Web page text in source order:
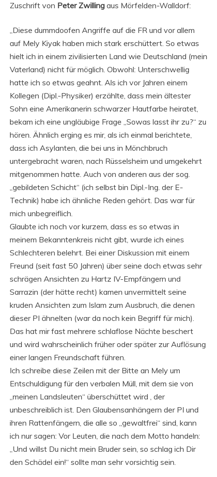
Zuschrift von Peter Zwilling aus Mörfelden-Walldorf:
„Diese dummdoofen Angriffe auf die FR und vor allem
auf Mely Kiyak haben mich stark erschüttert. So etwas
hielt ich in einem zivilisierten Land wie Deutschland (mein
Vaterland) nicht für möglich. Obwohl: Unterschwellig
hatte ich so etwas geahnt. Als ich vor Jahren einem
Kollegen (Dipl.-Physiker) erzählte, dass mein ältester
Sohn eine Amerikanerin schwarzer Hautfarbe heiratet,
bekam ich eine ungläubige Frage „Sowas lasst ihr zu?“ zu
hören. Ähnlich erging es mir, als ich einmal berichtete,
dass ich Asylanten, die bei uns in Mönchbruch
untergebracht waren, nach Rüsselsheim und umgekehrt
mitgenommen hatte. Auch von anderen aus der sog.
„gebildeten Schicht“ (ich selbst bin Dipl.-Ing. der E-
Technik) habe ich ähnliche Reden gehört. Das war für
mich unbegreiflich.
Glaubte ich noch vor kurzem, dass es so etwas in
meinem Bekanntenkreis nicht gibt, wurde ich eines
Schlechteren belehrt. Bei einer Diskussion mit einem
Freund (seit fast 50 Jahren) über seine doch etwas sehr
schrägen Ansichten zu Hartz IV-Empfängern und
Sarrazin (der hätte recht) kamen unvermittelt seine
kruden Ansichten zum Islam zum Ausbruch, die denen
dieser PI ähnelten (war da noch kein Begriff für mich).
Das hat mir fast mehrere schlaflose Nächte beschert
und wird wahrscheinlich früher oder später zur Auflösung
einer langen Freundschaft führen.
Ich schreibe diese Zeilen mit der Bitte an Mely um
Entschuldigung für den verbalen Müll, mit dem sie von
„meinen Landsleuten“ überschüttet wird , der
unbeschreiblich ist. Den Glaubensanhängern der PI und
ihren Rattenfängern, die alle so „gewaltfrei“ sind, kann
ich nur sagen: Vor Leuten, die nach dem Motto handeln:
„Und willst Du nicht mein Bruder sein, so schlag ich Dir
den Schädel ein!“ sollte man sehr vorsichtig sein.